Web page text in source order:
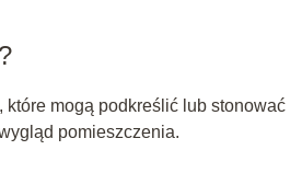
które mogą podkreślić lub stonować
pomieszczenia.